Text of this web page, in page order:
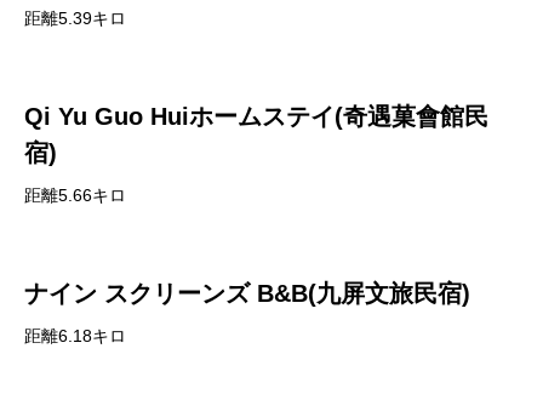
距離5.39キロ
Qi Yu Guo Huiホームステイ(奇遇菓會館民
宿)
距離5.66キロ
ナイン スクリーンズ B&B(九屏文旅民宿)
距離6.18キロ